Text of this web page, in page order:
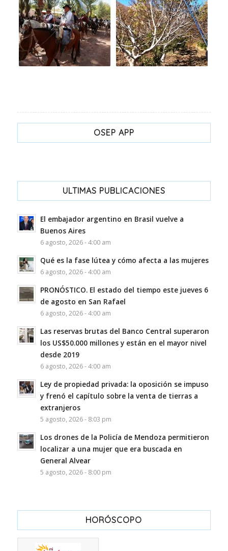
OSEP APP
ULTIMAS PUBLICACIONES
El embajador argentino en Brasil vuelve a
Buenos Aires
6 agosto, 2026 - 4:00 am
Qué es la fase lútea y cómo afecta a las mujeres
6 agosto, 2026 - 4:00 am
PRONÓSTICO. El estado del tiempo este jueves 6
de agosto en San Rafael
6 agosto, 2026 - 4:00 am
Las reservas brutas del Banco Central superaron
los US$50.000 millones y están en el mayor nivel
desde 2019
6 agosto, 2026 - 4:00 am
Ley de propiedad privada: la oposición se impuso
y frenó el capítulo sobre la venta de tierras a
extranjeros
5 agosto, 2026 - 8:03 pm
Los drones de la Policía de Mendoza permitieron
localizar a una mujer que era buscada en
General Alvear
5 agosto, 2026 - 8:00 pm
HORÓSCOPO